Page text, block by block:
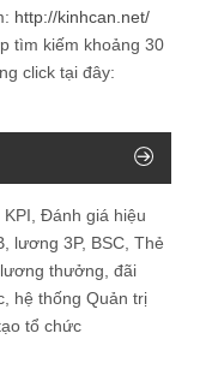
http://kinhcan.net/
tìm kiếm khoảng 30
click tại đây:
Đánh giá hiệu
lương 3P, BSC, Thẻ
thưởng, đãi
hệ thống Quản trị
tổ chức